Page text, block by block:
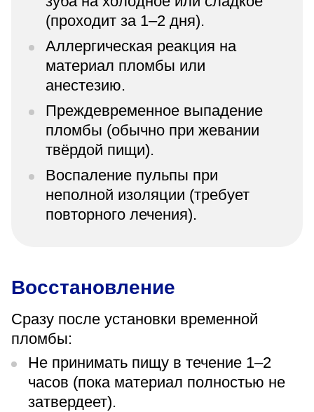
(проходит за 1–2 дня).
Аллергическая реакция на
материал пломбы или
анестезию.
Преждевременное выпадение
пломбы (обычно при жевании
твёрдой пищи).
Воспаление пульпы при
неполной изоляции (требует
повторного лечения).
Восстановление
Сразу после установки временной
пломбы:
Не принимать пищу в течение 1–2
часов (пока материал полностью не
затвердеет).